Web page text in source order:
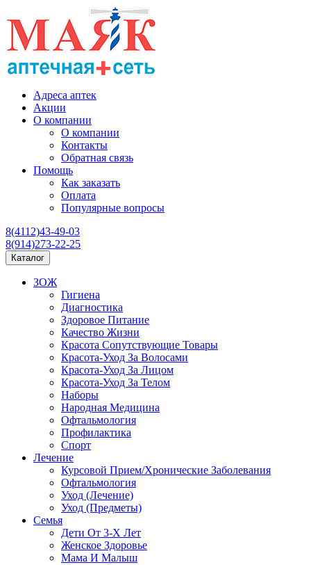
Адреса аптек
Акции
О компании
О компании
Контакты
Обратная связь
Помощь
Как заказать
Оплата
Популярные вопросы
8(4112)43-49-03
8(914)273-22-25
Каталог
ЗОЖ
Гигиена
Диагностика
Здоровое Питание
Качество Жизни
Красота Сопутствующие Товары
Красота-Уход За Волосами
Красота-Уход За Лицом
Красота-Уход За Телом
Наборы
Народная Медицина
Офтальмология
Профилактика
Спорт
Лечение
Курсовой Прием/Хронические Заболевания
Офтальмология
Уход (Лечение)
Уход (Предметы)
Семья
Дети От 3-Х Лет
Женское Здоровье
Мама И Малыш